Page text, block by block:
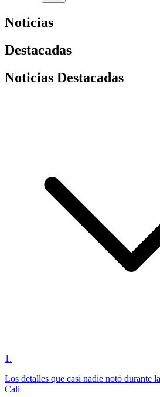
Noticias
Destacadas
Noticias Destacadas
1 .
Los detalles que casi nadie notó durante
Cali